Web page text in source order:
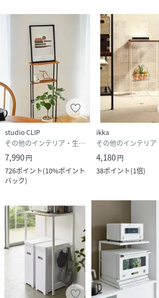
studio CLIP
その他のインテリア・生活雑貨
7,990円
726ポイント(10%ポイント
バック)
ikka
4,180円
38ポイント(1倍)